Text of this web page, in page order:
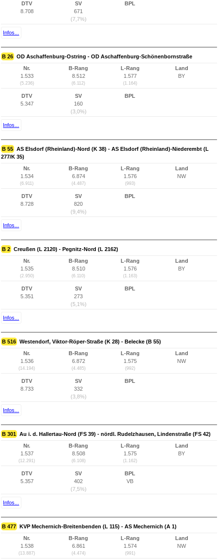
DTV
8.708
SV
671
(7,7%)
BPL
Infos...
B 26 OD Aschaffenburg-Ostring - OD Aschaffenburg-Schönenbornstraße
Nr.
1.533
(5.236)
B-Rang
8.512
(6.112)
L-Rang
1.577
(1.164)
Land
BY
DTV
5.347
SV
160
(3,0%)
BPL
Infos...
B 55 AS Elsdorf (Rheinland)-Nord (K 38) - AS Elsdorf (Rheinland)-Niederembt (L
277/K 35)
Nr.
1.534
(6.911)
B-Rang
6.874
(4.487)
L-Rang
1.576
(993)
Land
NW
DTV
8.728
SV
820
(9,4%)
BPL
Infos...
B 2 Creußen (L 2120) - Pegnitz-Nord (L 2162)
Nr.
1.535
(2.950)
B-Rang
8.510
(6.110)
L-Rang
1.576
(1.163)
Land
BY
DTV
5.351
SV
273
(5,1%)
BPL
Infos...
B 516 Westendorf, Viktor-Röper-Straße (K 28) - Belecke (B 55)
Nr.
1.536
(14.194)
B-Rang
6.872
(4.485)
L-Rang
1.575
(992)
Land
NW
DTV
8.733
SV
332
(3,8%)
BPL
Infos...
B 301 Au i. d. Hallertau-Nord (FS 39) - nördl. Rudelzhausen, Lindenstraße (FS 42)
Nr.
1.537
(12.291)
B-Rang
8.508
(6.108)
L-Rang
1.575
(1.162)
Land
BY
DTV
5.357
SV
402
(7,5%)
BPL
VB
Infos...
B 477 KVP Mechernich-Breitenbenden (L 115) - AS Mechernich (A 1)
Nr.
1.538
(13.887)
B-Rang
6.861
(4.474)
L-Rang
1.574
(991)
Land
NW